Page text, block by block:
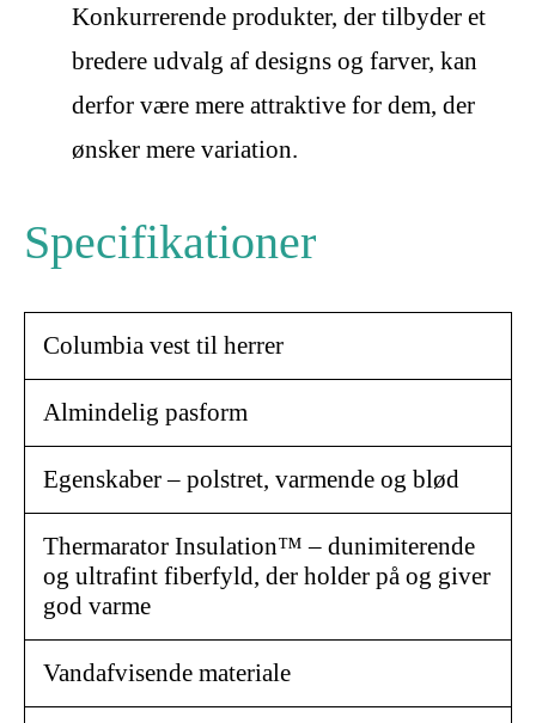
Konkurrerende produkter, der tilbyder et
bredere udvalg af designs og farver, kan
derfor være mere attraktive for dem, der
ønsker mere variation.
Specifikationer
Columbia vest til herrer
Almindelig pasform
Egenskaber – polstret, varmende og blød
Thermarator Insulation™ – dunimiterende
og ultrafint fiberfyld, der holder på og giver
god varme
Vandafvisende materiale